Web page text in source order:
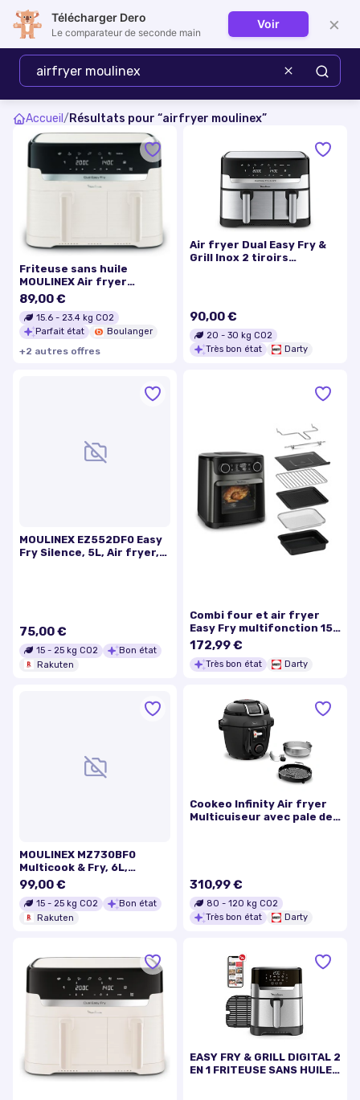
Se connecter
Accueil /Résultats pour “airfryer moulinex”
Friteuse sans huile
MOULINEX Air fryer
EZ901AF0
89,00 €
15.6 - 23.4 kg CO2
Parfait état
Boulanger
+2 autres offres
Air fryer Dual Easy Fry &
Grill Inox 2 tiroirs
90,00 €
20 - 30 kg CO2
Très bon état
Darty
MOULINEX EZ552DF0 Easy
Fry Silence, 5L, Air fryer,
75,00 €
15 - 25 kg CO2
Bon état
Rakuten
Combi four et air fryer
Easy Fry multifonction 15
L AL5558F0
172,99 €
Très bon état Darty
MOULINEX MZ730BF0
Multicook & Fry, 6L,
Multicuiseur Air fryer,
Gris
99,00 €
15 - 25 kg CO2
Bon état
Rakuten
Cookeo Infinity Air fryer
Multicuiseur avec pale de
310,99 €
80 - 120 kg CO2
Très bon état
Darty
EASY FRY & GRILL DIGITAL 2
EN 1 FRITEUSE SANS HUILE
Télécharger Dero
Le comparateur de seconde main
Voir ×